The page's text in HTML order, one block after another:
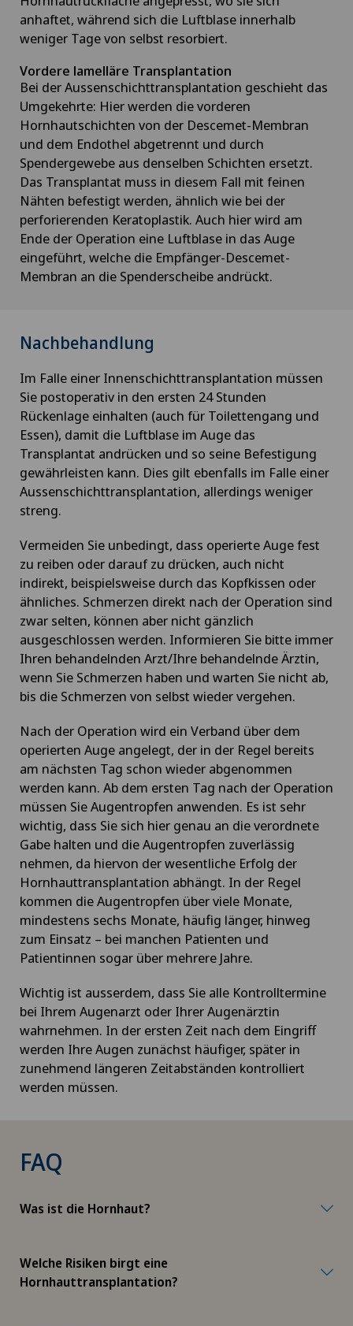
anhaftet, während sich die Luftblase innerhalb
weniger Tage von selbst resorbiert.
Vordere lamelläre Transplantation
Bei der Aussenschichttransplantation geschieht das
Umgekehrte: Hier werden die vorderen
Hornhautschichten von der Descemet-Membran
und dem Endothel abgetrennt und durch
Spendergewebe aus denselben Schichten ersetzt.
Das Transplantat muss in diesem Fall mit feinen
Nähten befestigt werden, ähnlich wie bei der
perforierenden Keratoplastik. Auch hier wird am
Ende der Operation eine Luftblase in das Auge
eingeführt, welche die Empfänger-Descemet-
Membran an die Spenderscheibe andrückt.
Nachbehandlung
Im Falle einer Innenschichttransplantation müssen
Sie postoperativ in den ersten 24 Stunden
Rückenlage einhalten (auch für Toilettengang und
Essen), damit die Luftblase im Auge das
Transplantat andrücken und so seine Befestigung
gewährleisten kann. Dies gilt ebenfalls im Falle einer
Aussenschichttransplantation, allerdings weniger
streng.
Vermeiden Sie unbedingt, dass operierte Auge fest
zu reiben oder darauf zu drücken, auch nicht
indirekt, beispielsweise durch das Kopfkissen oder
ähnliches. Schmerzen direkt nach der Operation sind
zwar selten, können aber nicht gänzlich
ausgeschlossen werden. Informieren Sie bitte immer
Ihren behandelnden Arzt/Ihre behandelnde Ärztin,
wenn Sie Schmerzen haben und warten Sie nicht ab,
bis die Schmerzen von selbst wieder vergehen.
Nach der Operation wird ein Verband über dem
operierten Auge angelegt, der in der Regel bereits
am nächsten Tag schon wieder abgenommen
werden kann. Ab dem ersten Tag nach der Operation
müssen Sie Augentropfen anwenden. Es ist sehr
wichtig, dass Sie sich hier genau an die verordnete
Gabe halten und die Augentropfen zuverlässig
nehmen, da hiervon der wesentliche Erfolg der
Hornhauttransplantation abhängt. In der Regel
kommen die Augentropfen über viele Monate,
mindestens sechs Monate, häufig länger, hinweg
zum Einsatz – bei manchen Patienten und
Patientinnen sogar über mehrere Jahre.
Wichtig ist ausserdem, dass Sie alle Kontrolltermine
bei Ihrem Augenarzt oder Ihrer Augenärztin
wahrnehmen. In der ersten Zeit nach dem Eingriff
werden Ihre Augen zunächst häufiger, später in
zunehmend längeren Zeitabständen kontrolliert
werden müssen.
FAQ
Was ist die Hornhaut?
Welche Risiken birgt eine
Hornhauttransplantation?